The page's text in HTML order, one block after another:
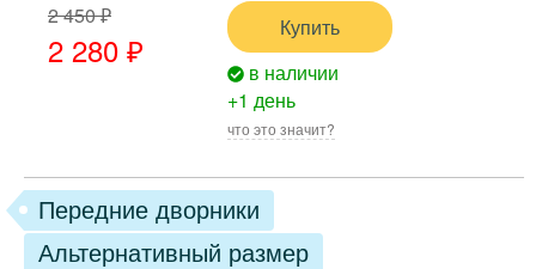
2 450 ₽
2 280 ₽
Купить
в наличии
+1 день
что это значит?
Передние дворники
Альтернативный размер